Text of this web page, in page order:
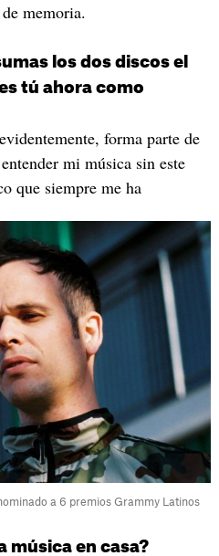
memoria.
los dos discos el
tú ahora como
forma parte de
mi música sin este
que siempre me ha
a 6 premios Grammy Latinos
música en casa?